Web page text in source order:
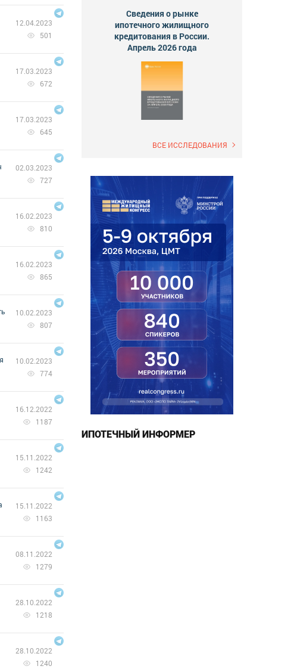
12.04.2023
501
17.03.2023
672
17.03.2023
645
02.03.2023
727
16.02.2023
810
16.02.2023
865
10.02.2023
807
10.02.2023
774
16.12.2022
1187
15.11.2022
1242
15.11.2022
1163
08.11.2022
1279
28.10.2022
1218
28.10.2022
1240
Сведения о рынке
ипотечного жилищного
кредитования в России.
Апрель 2026 года
ВСЕ ИССЛЕДОВАНИЯ
ИПОТЕЧНЫЙ ИНФОРМЕР